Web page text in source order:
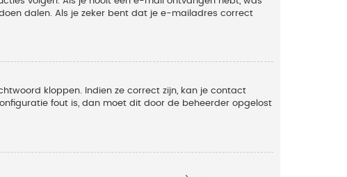
dalen. Als je zeker bent dat je e-mailadres correct
kloppen. Indien ze correct zijn, kan je contact
fout is, dan moet dit door de beheerder opgelost